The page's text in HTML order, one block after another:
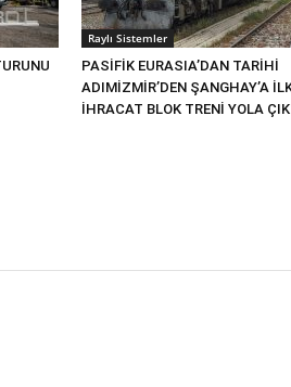
Raylı Sistemler
PASİFİK EURASIA’DAN TARİHİ
ADIMİZMİR’DEN ŞANGHAY’A
İHRACAT BLOK TRENİ YOLA